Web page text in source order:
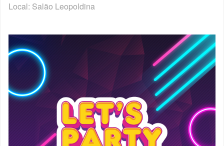
Local: Salão Leopoldina